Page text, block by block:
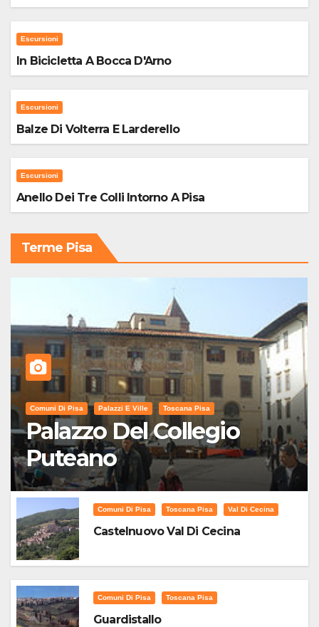
Escursioni
In Bicicletta A Bocca D'Arno
Escursioni
Balze Di Volterra E Larderello
Escursioni
Anello Dei Tre Colli Intorno A Pisa
Terme Pisa
Comuni Di Pisa Palazzi E Ville Toscana Pisa
Palazzo Del Collegio
Puteano
Comuni Di Pisa Toscana Pisa Val Di Cecina
Castelnuovo Val Di Cecina
Comuni Di Pisa Toscana Pisa
Guardistallo